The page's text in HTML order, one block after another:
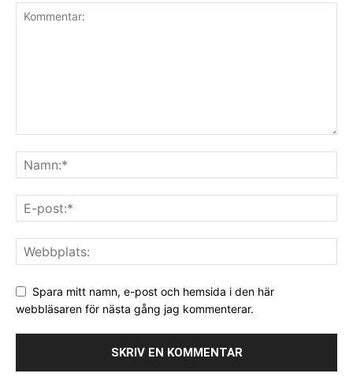
Spara mitt namn, e-post och hemsida i den här
webbläsaren för nästa gång jag kommenterar.